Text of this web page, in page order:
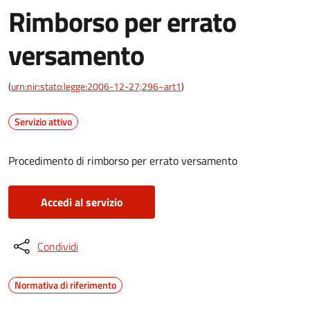
Rimborso per errato
versamento
(urn:nir:stato:legge:2006-12-27;296~art1)
Servizio attivo
Procedimento di rimborso per errato versamento
Accedi al servizio
Condividi
Normativa di riferimento